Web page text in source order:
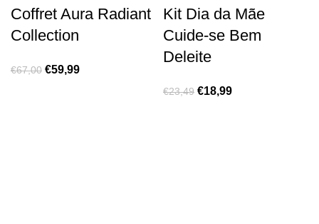
Coffret Aura Radiant
Collection
€67,00 €59,99
Kit Dia da Mãe
Cuide-se Bem
Deleite
€23,49 €18,99